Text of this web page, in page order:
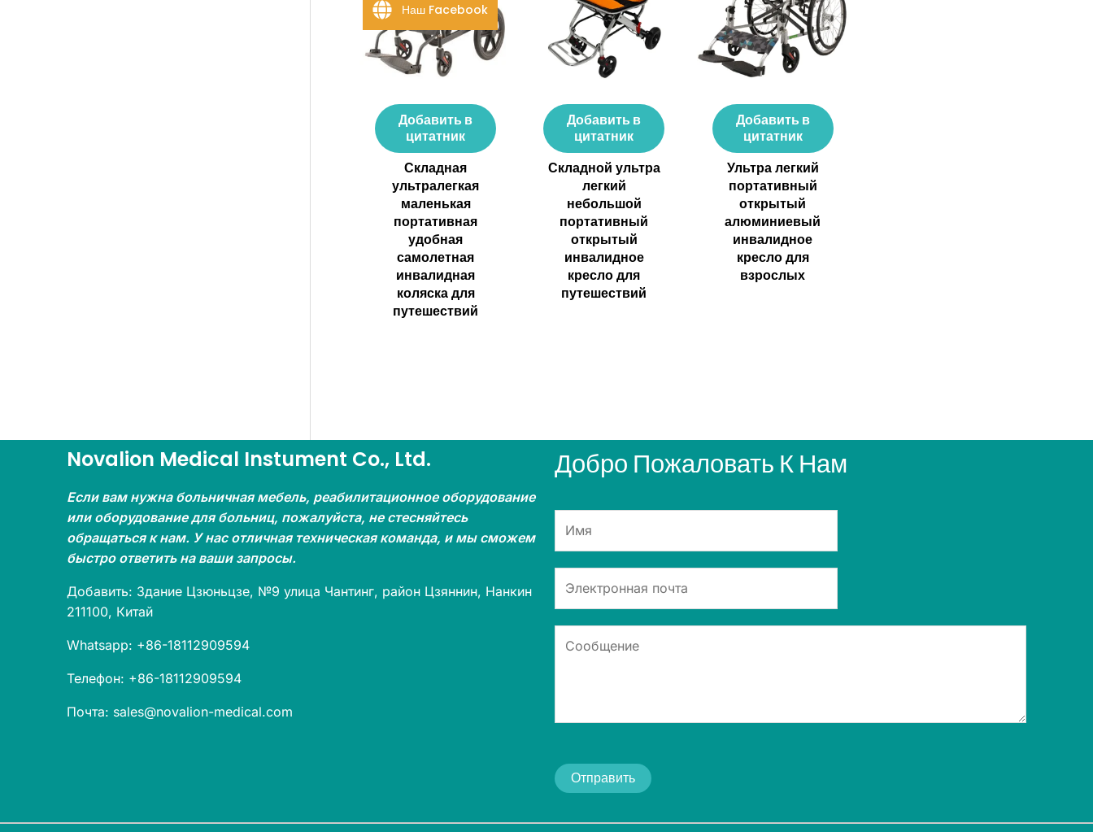
Добавить в
цитатник
Складная
ультралегкая
маленькая
портативная
удобная
самолетная
инвалидная
коляска для
путешествий
Добавить в
цитатник
Складной ультра
легкий
небольшой
портативный
открытый
инвалидное
кресло для
путешествий
Добавить в
цитатник
Ультра легкий
портативный
открытый
алюминиевый
инвалидное
кресло для
взрослых
Novalion Medical Instument Co., Ltd.
Если вам нужна больничная мебель, реабилитационное оборудование
или оборудование для больниц, пожалуйста, не стесняйтесь
обращаться к нам. У нас отличная техническая команда, и мы сможем
быстро ответить на ваши запросы.
Добавить: Здание Цзюньцзе, №9 улица Чантинг, район Цзяннин, Нанкин
211100, Китай
Whatsapp: +86-18112909594
Телефон: +86-18112909594
Почта: sales@novalion-medical.com
Добро Пожаловать К Нам
Отправить
Наш Facebook